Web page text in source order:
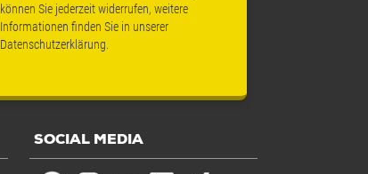
können Sie jederzeit widerrufen, weitere
Informationen finden Sie in unserer
Datenschutzerklärung
SOCIAL MEDIA